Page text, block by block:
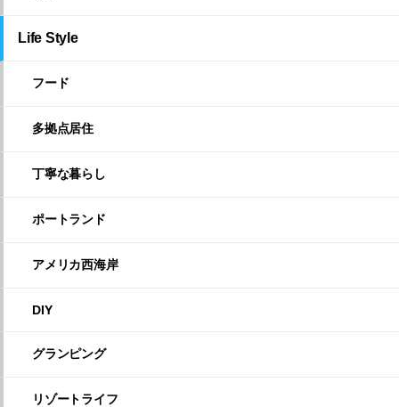
Life Style
フード
多拠点居住
丁寧な暮らし
ポートランド
アメリカ西海岸
DIY
グランピング
リゾートライフ